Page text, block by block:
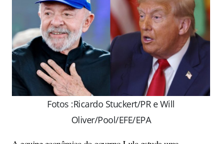
Fotos :Ricardo Stuckert/PR e Will
Oliver/Pool/EFE/EPA